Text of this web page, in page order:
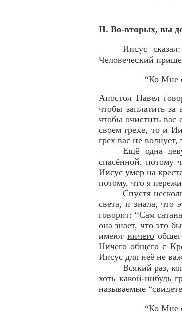
II. Во-вторых, вы
Иисус
Человеческий
“Ко Мне
Апостол Павел
чтобы заплатить
чтобы очистить вас
своем грехе, то и
грех вас не волнует,
Ещё одна
спасённой, потому
Иисус умер на
потому, что я
Спустя
света, и знала, что
говорит: “Сам
она знает, что это
имеютничего
Ничего общего с
Иисус для неё не
Всякий раз,
хоть какой-нибудь
называемые
“Ко Мне